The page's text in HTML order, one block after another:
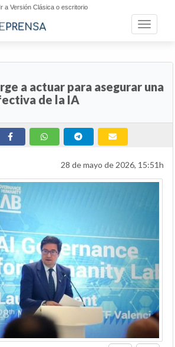
Ir a Versión Clásica o escritorio
Toggle
a actuar para asegurar una
de la IA
28 de mayo de 2026, 15:51h